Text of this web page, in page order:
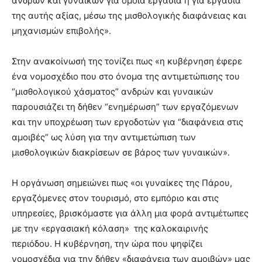
της αυτής αξίας, μέσω της μισθολογικής διαφάνειας και
μηχανισμών επιβολής».
Στην ανακοίνωσή της τονίζει πως «η κυβέρνηση έφερε
ένα νομοσχέδιο που στο όνομα της αντιμετώπισης του
“μισθολογικού χάσματος” ανδρών και γυναικών
παρουσιάζει τη δήθεν “ενημέρωση” των εργαζόμενων
και την υποχρέωση των εργοδοτών για “διαφάνεια στις
αμοιβές” ως λύση για την αντιμετώπιση των
μισθολογικών διακρίσεων σε βάρος των γυναικών».
Η οργάνωση σημειώνει πως «οι γυναίκες της Πάρου,
εργαζόμενες στον τουρισμό, στο εμπόριο και στις
υπηρεσίες, βρισκόμαστε για άλλη μια φορά αντιμέτωπες
με την «εργασιακή κόλαση» της καλοκαιρινής
περιόδου. Η κυβέρνηση, την ώρα που ψηφίζει
νομοσχέδια για την δήθεν «διαφάνεια των αμοιβών» μας